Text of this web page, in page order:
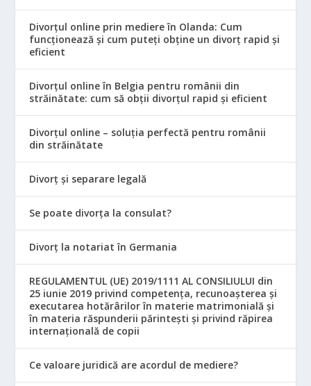
Divorțul online prin mediere în Olanda: Cum
funcționează și cum puteți obține un divorț rapid și
eficient
Divorțul online în Belgia pentru românii din
străinătate: cum să obții divorțul rapid și eficient
Divorțul online – soluția perfectă pentru românii
din străinătate
Divorț și separare legală
Se poate divorța la consulat?
Divorț la notariat în Germania
REGULAMENTUL (UE) 2019/1111 AL CONSILIULUI din
25 iunie 2019 privind competența, recunoașterea și
executarea hotărârilor în materie matrimonială și
în materia răspunderii părintești și privind răpirea
internațională de copii
Ce valoare juridică are acordul de mediere?